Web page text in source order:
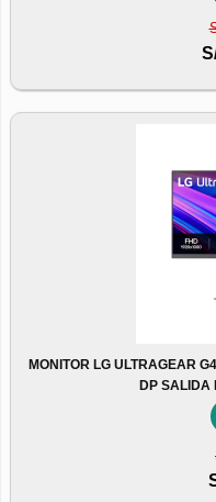
MONITOR LG ULTRAGEAR
DP SALIDA